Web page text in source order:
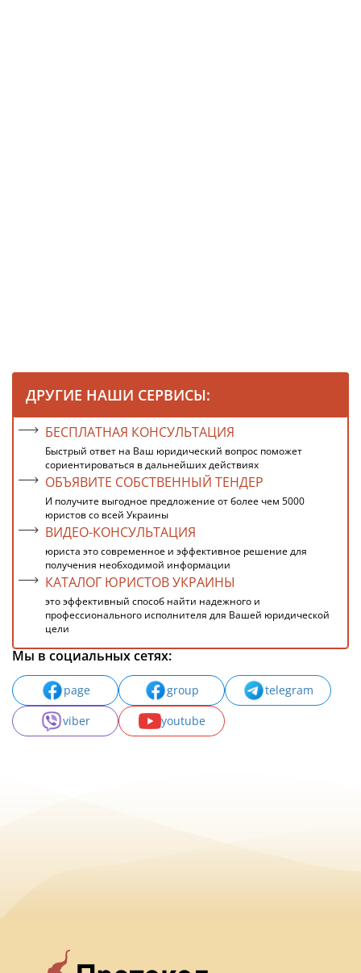
ДРУГИЕ НАШИ СЕРВИСЫ:
БЕСПЛАТНАЯ КОНСУЛЬТАЦИЯ
Быстрый ответ на Ваш юридический вопрос поможет
сориентироваться в дальнейших действиях
ОБЪЯВИТЕ СОБСТВЕННЫЙ ТЕНДЕР
И получите выгодное предложение от более чем 5000
юристов со всей Украины
ВИДЕО-КОНСУЛЬТАЦИЯ
юриста это современное и эффективное решение для
получения необходимой информации
КАТАЛОГ ЮРИСТОВ УКРАИНЫ
это эффективный способ найти надежного и
профессионального исполнителя для Вашей юридической
цели
Мы в социальных сетях:
page group
telegram
viber
youtube